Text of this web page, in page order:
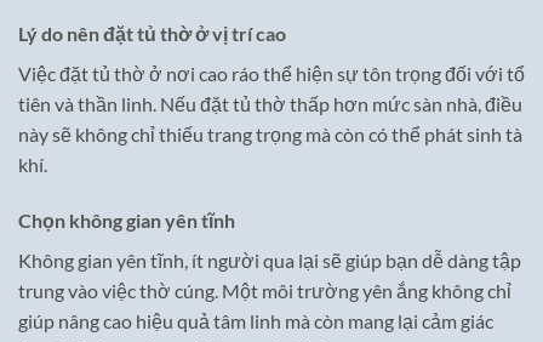
Lý do nên đặt tủ thờ ở vị trí cao
Việc đặt tủ thờ ở nơi cao ráo thể hiện sự tôn trọng đối với tổ
tiên và thần linh. Nếu đặt tủ thờ thấp hơn mức sàn nhà, điều
này sẽ không chỉ thiếu trang trọng mà còn có thể phát sinh tà
khí.
Chọn không gian yên tĩnh
Không gian yên tĩnh, ít người qua lại sẽ giúp bạn dễ dàng tập
trung vào việc thờ cúng. Một môi trường yên ắng không chỉ
giúp nâng cao hiệu quả tâm linh mà còn mang lại cảm giác